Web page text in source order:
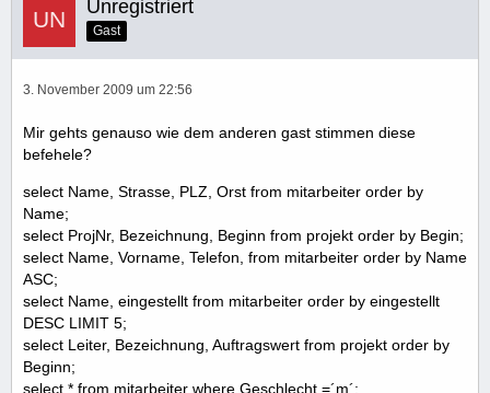
Unregistriert
Gast
3. November 2009 um 22:56
Mir gehts genauso wie dem anderen gast stimmen diese
befehele?
select Name, Strasse, PLZ, Orst from mitarbeiter order by
Name;
select ProjNr, Bezeichnung, Beginn from projekt order by Begin;
select Name, Vorname, Telefon, from mitarbeiter order by Name
ASC;
select Name, eingestellt from mitarbeiter order by eingestellt
DESC LIMIT 5;
select Leiter, Bezeichnung, Auftragswert from projekt order by
Beginn;
select * from mitarbeiter where Geschlecht =´m´;